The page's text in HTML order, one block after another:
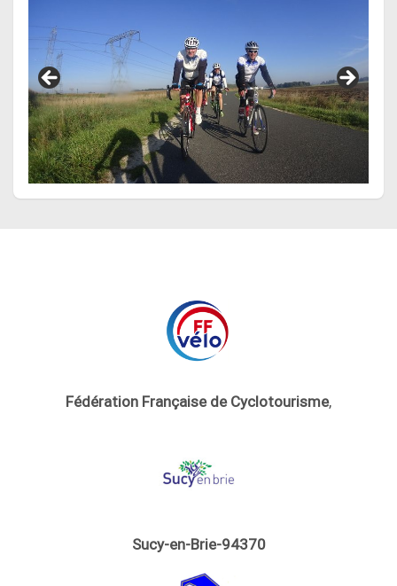
Fédération Française de Cyclotourisme,
Sucy-en-Brie-94370